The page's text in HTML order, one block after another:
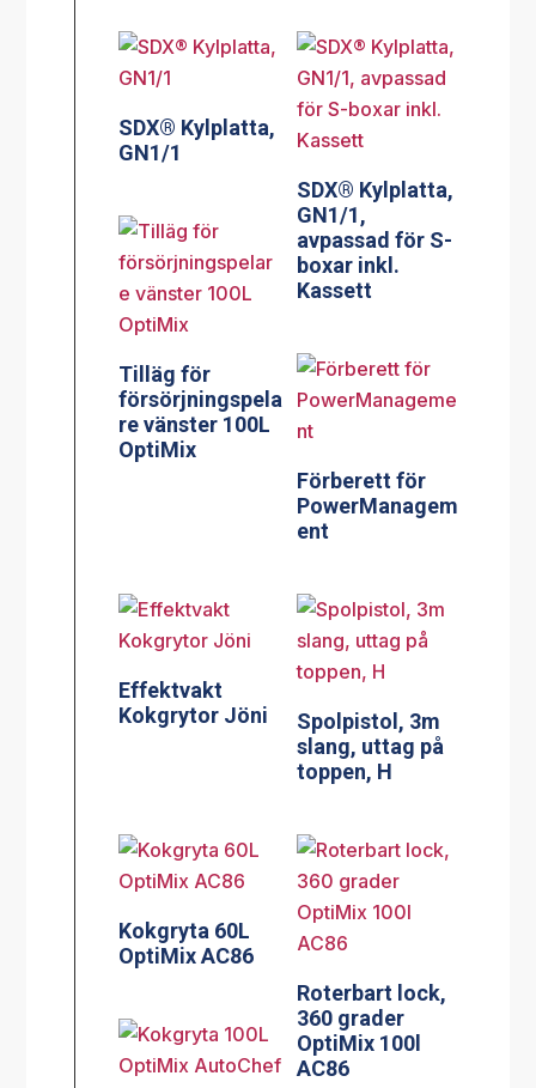
SDX® Kylplatta,
GN1/1
SDX® Kylplatta,
GN1/1,
avpassad för S-
boxar inkl.
Kassett
Tilläg för
försörjningspela
re vänster 100L
OptiMix
Förberett för
PowerManagem
ent
Effektvakt
Kokgrytor Jöni
Spolpistol, 3m
slang, uttag på
toppen, H
Kokgryta 60L
OptiMix AC86
Roterbart lock,
360 grader
OptiMix 100l
AC86